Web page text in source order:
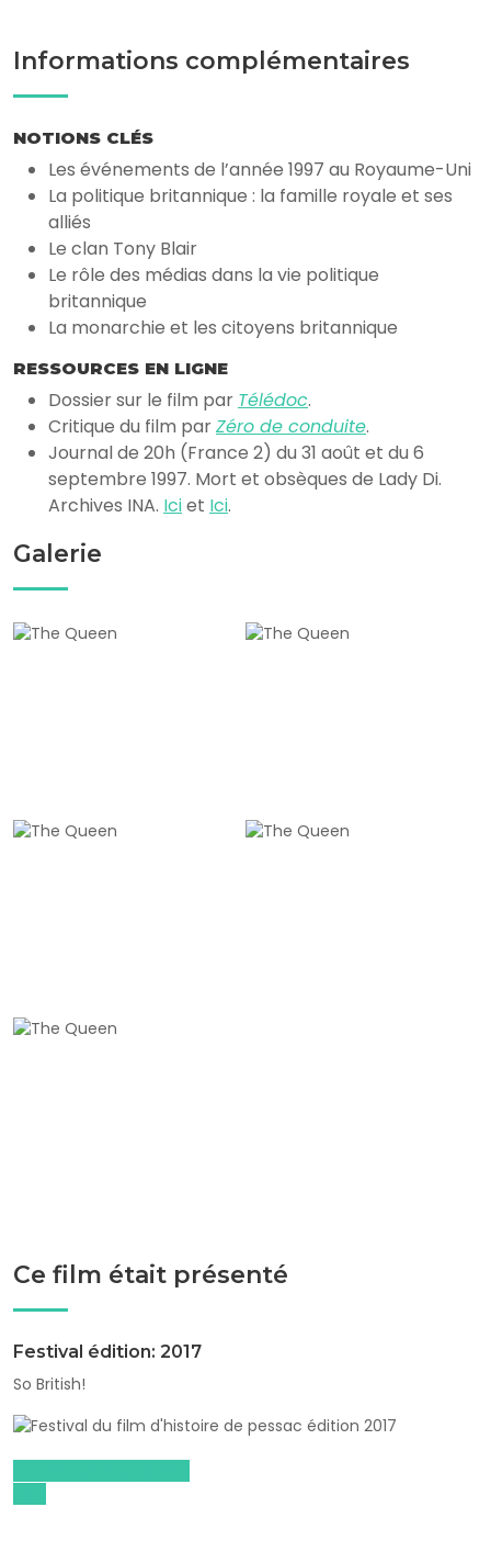
Informations complémentaires
NOTIONS CLÉS
Les événements de l’année 1997 au Royaume-Uni
La politique britannique : la famille royale et ses
alliés
Le clan Tony Blair
Le rôle des médias dans la vie politique
britannique
La monarchie et les citoyens britannique
RESSOURCES EN LIGNE
Dossier sur le film par Télédoc.
Critique du film parZéro de conduite.
Journal de 20h (France 2) du 31 août et du 6
septembre 1997. Mort et obsèques de Lady Di.
Archives INA. Iciet Ici.
Galerie
Ce film était présenté
Festival édition: 2017
So British!